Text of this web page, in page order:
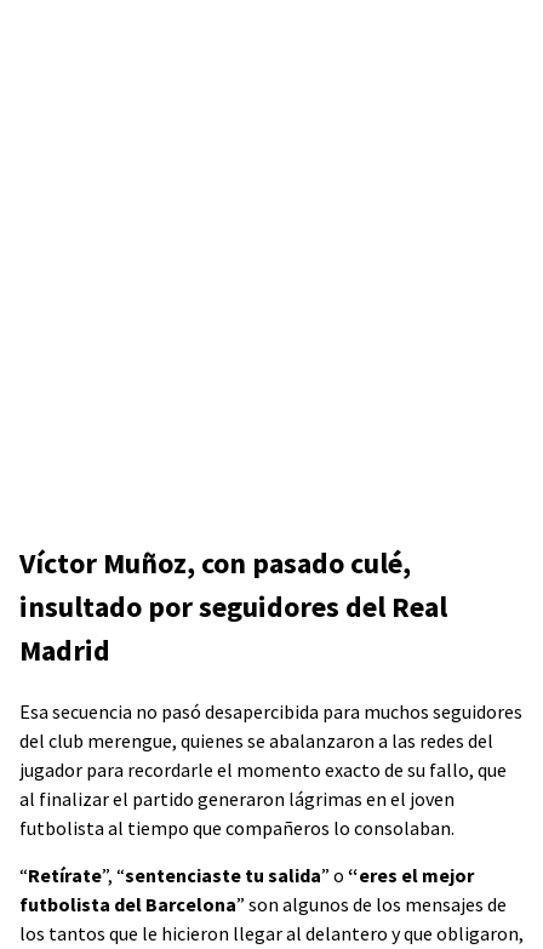
Víctor Muñoz, con pasado culé,
insultado por seguidores del Real
Madrid
Esa secuencia no pasó desapercibida para muchos seguidores
del club merengue, quienes se abalanzaron a las redes del
jugador para recordarle el momento exacto de su fallo, que
al finalizar el partido generaron lágrimas en el joven
futbolista al tiempo que compañeros lo consolaban.
“Retírate”, “sentenciaste tu salida” o “eres el mejor
futbolista del Barcelona” son algunos de los mensajes de
los tantos que le hicieron llegar al delantero y que obligaron,